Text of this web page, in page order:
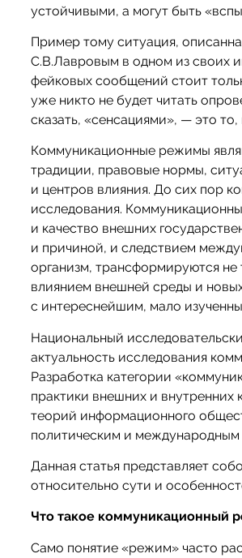
устойчивыми, а могут быть
Пример тому ситуация,
С.В.Лавровым в одном из своих
фейковых сообщений стоит
уже никто не будет читать
сказать, «сенсациями», — это
Коммуникационные режимы
традиции, правовые нормы,
и центров влияния. До сих пор
исследования.
и качество внешних
и причиной, и следствием
организм, трансформируются не
влиянием внешней среды и
с интереснейшим, мало
Национальный
актуальность исследования
Разработка категории
практики внешних и
теорий информационного
политическим и
Данная статья представляет
относительно сути и
Что такое коммуникационный
Само понятие «режим» часто